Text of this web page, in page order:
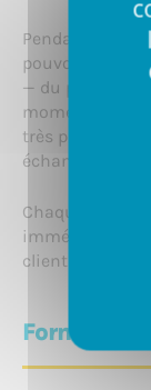
Pendant la
pouvoir
— du premier
moments clés
très
échanges en
Chaque
client de son
Formateur